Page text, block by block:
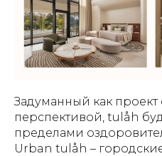
Задуманный как
перспективой, tulåh
пределами
Urban tulåh –